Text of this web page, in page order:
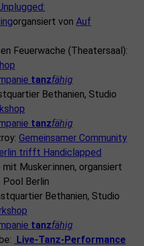
organsiert von Auf
Feuerwache (Theatersaal):
tanzfähig
Bethanien, Studio
tanzfähig
Gemeinsamer Community
trifft Handiclapped
Musker:innen, organsiert
Berlin
Bethanien, Studio
tanzfähig
Live-Tanz-Performance